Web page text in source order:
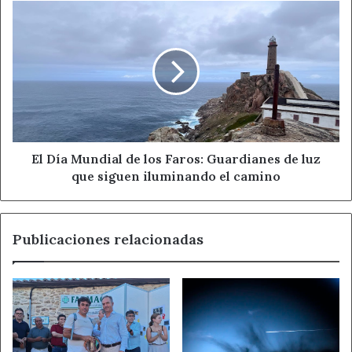
Guardianes
de
luz
El Día Mundial de los Faros: Guardianes de luz
que siguen iluminando el camino
Publicaciones relacionadas